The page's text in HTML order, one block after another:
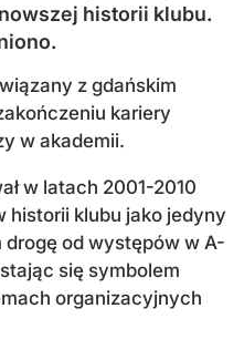
historii klubu.
z gdańskim
kariery
w akademii.
w latach 2001-2010
historii klubu jako jedyny
drogę od występów w A-
się symbolem
organizacyjnych